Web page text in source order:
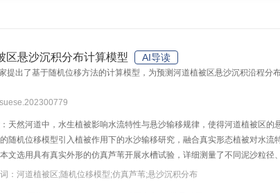
区悬沙沉积分布计算模型 AI导读
提出了基于随机位移方法的计算模型，为预测河道植被区悬沙沉积沿程分布
天然河道中，水生植被影响水流特性与悬沙输移规律，使得河道植被区
随机位移模型引入植被作用下的水沙输移研究，融合真实形态植被对水
文选用具有真实外形的仿真芦苇开展水槽试验，详细测量了不同泥沙粒
道芦苇区的悬沙沉积分布，其中，对植被区前端的悬沙沉积量影响尤为
：河道植被区;随机位移模型;仿真芦苇;悬沙沉积分布